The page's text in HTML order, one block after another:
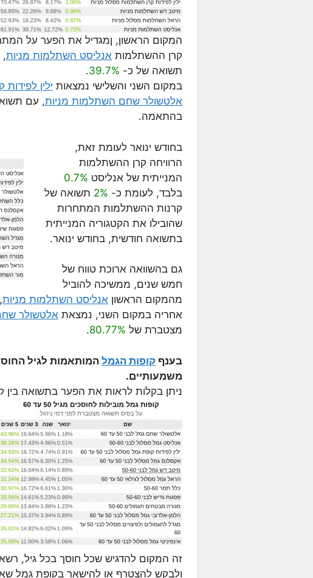
המקום הראשון, ןמגדיל את הפער על
קרן ההשתלמות אנליסט השתלמות מניות,
תשואה של כ- 39.7%
.
במקום השני והשלישי נמצאות ילין
אלטשולר שחם השתלמות מניות
בהתאמה.
בחודש ינואר לעומת זאת,
הרוויחה קרן ההשתלמות
המנייתית של אנליסט 0.7%
בלבד, לעומת כ- 2% תשואה של
קרנות ההשתלמות המתחרות
שהובילו את הקטגוריה המנייתית
בתשואה חודשית, בחודש ינואר.
גם בהשוואה ארוכת טווח של
חמש שנים, ממשיכה להוביל
מהמקום הראשון אנליסט השתלמות מניות
אחריה במקום השני, נמצאת אלטשולר
מצטברת של 80.77%
.
בענף קופות הגמל המותאמות לגיל
משמעותיים.
ניתן בקלות לראות את הפער בתשואה בין
זה המקום להדגיש שכל חוסך בכל גיל,
ולבקש להצטרף או להישאר בקופת גמל